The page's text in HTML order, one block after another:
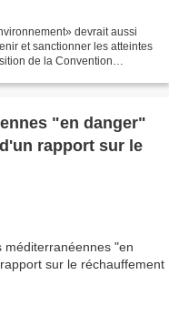
devrait aussi
et sanctionner les atteintes
de la Convention
"en danger"
rapport sur le